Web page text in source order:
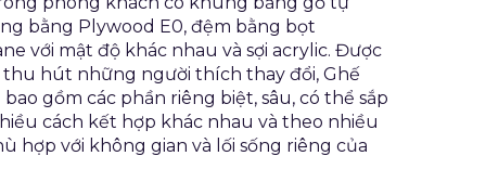
bằng Plywood E0, đệm bằng bọt
với mật độ khác nhau và sợi acrylic. Được
hút những người thích thay đổi, Ghế
bao gồm các phần riêng biệt, sâu, có thể sắp
cách kết hợp khác nhau và theo nhiều
hợp với không gian và lối sống riêng của